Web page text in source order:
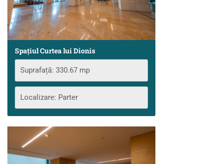
Spațiul Curtea lui Dionis
Suprafață: 330.67 mp
Localizare: Parter